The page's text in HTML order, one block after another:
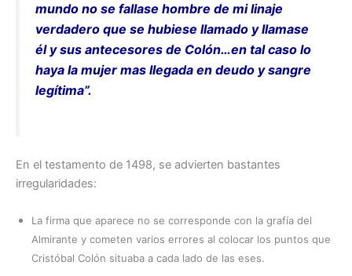
mundo no se fallase hombre de mi linaje
verdadero que se hubiese llamado y llamase
él y sus antecesores de Colón…en tal caso lo
haya la mujer mas llegada en deudo y sangre
legítima”.
En el testamento de 1498, se advierten bastantes
irregularidades:
La firma que aparece no se corresponde con la grafía del
Almirante y cometen varios errores al colocar los puntos que
Cristóbal Colón situaba a cada lado de las eses.